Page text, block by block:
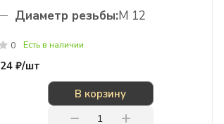
Диаметр резьбы:М 12
0 Есть в наличии
24 ₽/шт
В корзину